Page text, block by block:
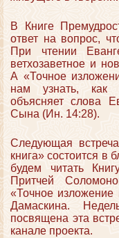
В Книге
ответ на вопрос,
При чтении
ветхозаветное и
А «Точное
нам узнать, как
объясняет слова
Сына (Ин. 14:28).
Следующая
книга» состоится
будем читать
Притчей
«Точное
Дамаскина.
посвящена эта
канале проекта.